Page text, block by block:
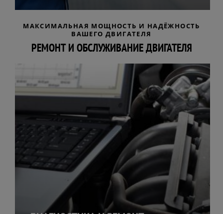
МАКСИМАЛЬНАЯ МОЩНОСТЬ И НАДЁЖНОСТЬ
ВАШЕГО ДВИГАТЕЛЯ
РЕМОНТ И ОБСЛУЖИВАНИЕ ДВИГАТЕЛЯ